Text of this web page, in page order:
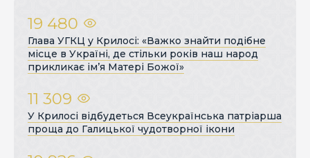
19 480
Глава УГКЦ у Крилосі: «Важко знайти подібне
місце в Україні, де стільки років наш народ
прикликає ім’я Матері Божої»
11 309
У Крилосі відбудеться Всеукраїнська патріарша
проща до Галицької чудотворної ікони